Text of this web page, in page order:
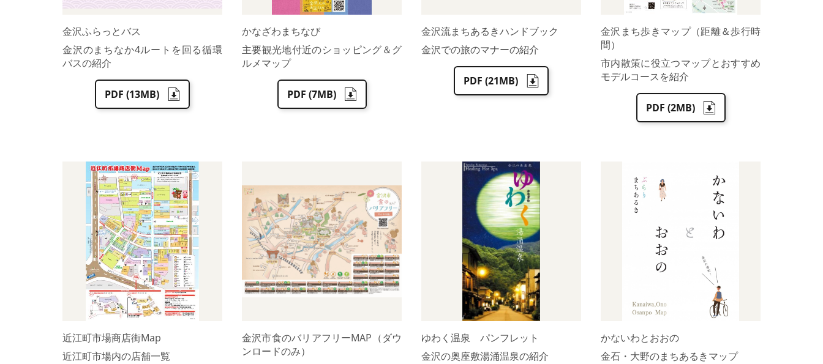
金沢ふらっとバス
金沢のまちなか4ルートを回る循環
バスの紹介
PDF (13MB)
かなざわまちなび
主要観光地付近のショッピング＆グ
ルメマップ
PDF (7MB)
金沢流まちあるきハンドブック
金沢での旅のマナーの紹介
PDF (21MB)
金沢まち歩きマップ（距離＆歩行時
間）
市内散策に役立つマップとおすすめ
モデルコースを紹介
PDF (2MB)
近江町市場商店街Map
近江町市場内の店舗一覧
金沢市食のバリアフリーMAP（ダウ
ンロードのみ）
ゆわく温泉 パンフレット
金沢の奥座敷湯涌温泉の紹介
かないわとおおの
金石・大野のまちあるきマップ